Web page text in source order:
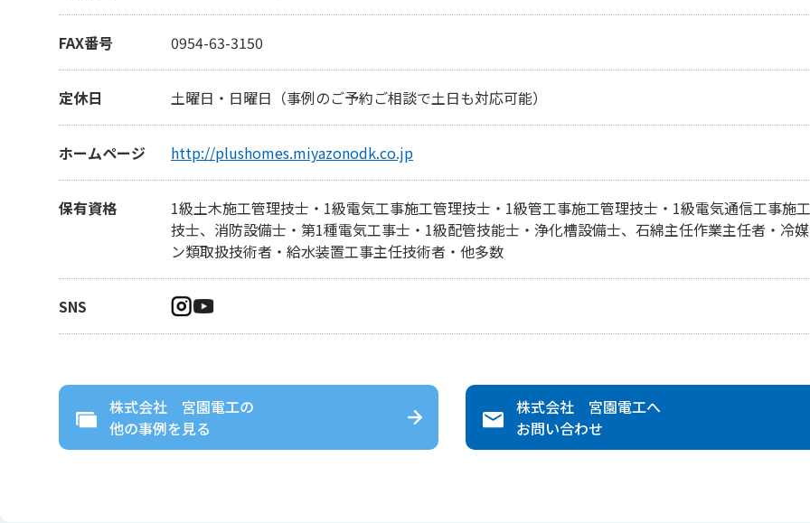
FAX番号 0954-63-3150
定休日 土曜日・日曜日（事例のご予約ご相談で土日も対応可能）
ホームページ http://plushomes.miyazonodk.co.jp
保有資格
1級土木施工管理技士・1級電気工事施工管理技士・1級管工事施工管理技士・1級電気通信工事施
技士、消防設備士・第1種電気工事士・1級配管技能士・浄化槽設備士、石綿主任作業主任者・冷
ン類取扱技術者・給水装置工事主任技術者・他多数
SNS
株式会社 宮園電工の
他の事例を見る
株式会社 宮園電工へ
お問い合わせ